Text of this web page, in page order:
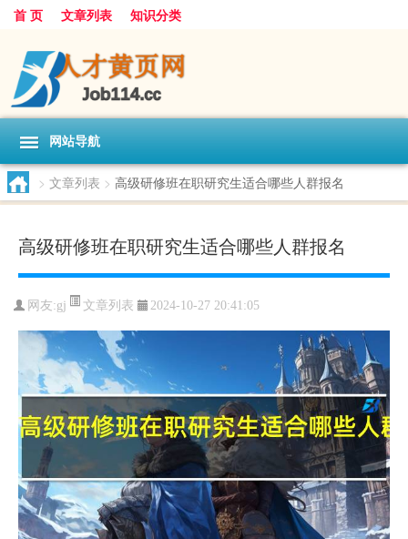
首 页 文章列表 知识分类
网站导航
> 文章列表 > 高级研修班在职研究生适合哪些人群报名
高级研修班在职研究生适合哪些人群报名
网友:gj 文章列表 2024-10-27 20:41:05